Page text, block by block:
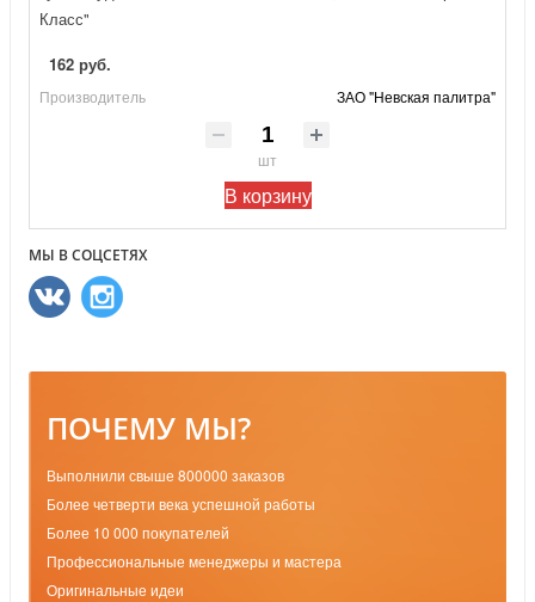
Класс"
162 руб.
Производитель ЗАО "Невская палитра"
шт
В корзину
МЫ В СОЦСЕТЯХ
ПОЧЕМУ МЫ?
Выполнили свыше 800000 заказов
Более четверти века успешной работы
Более 10 000 покупателей
Профессиональные менеджеры и мастера
Оригинальные идеи